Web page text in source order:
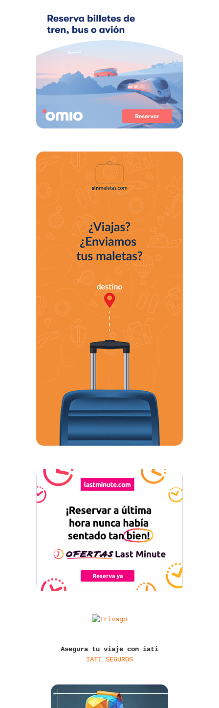
Asegura tu viaje con iati
IATI SEGUROS